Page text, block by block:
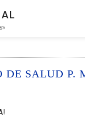
DE SALUD P.